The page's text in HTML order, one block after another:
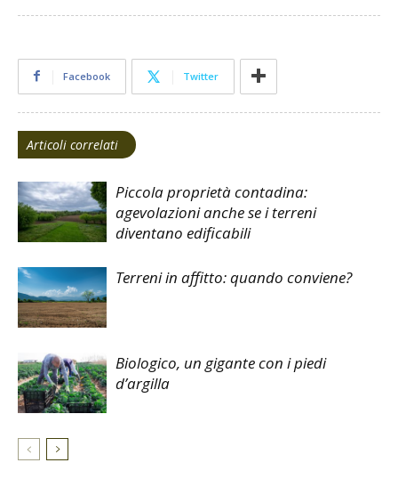
Facebook Twitter
Articoli correlati
Piccola proprietà contadina:
agevolazioni anche se i terreni
diventano edificabili
Terreni in affitto: quando conviene?
Biologico, un gigante con i piedi
d’argilla